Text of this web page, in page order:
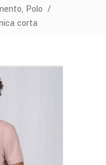
, Polo /
corta